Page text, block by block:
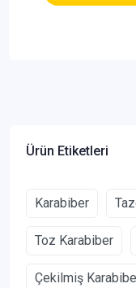
Ürün Etiketleri
Karabiber
Toz Karabiber
Çekilmiş